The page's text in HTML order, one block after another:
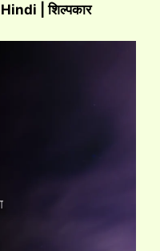
| शिल्पकार